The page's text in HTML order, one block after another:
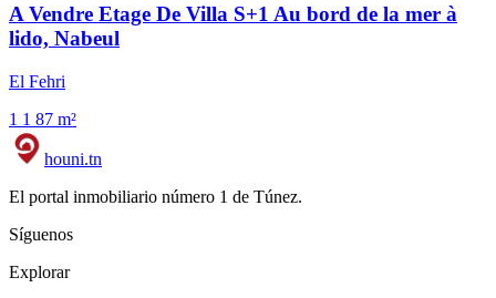
A Vendre Etage De Villa S+1 Au bord de la mer à
lido, Nabeul
El Fehri
1 1 87 m²
houni.tn
El portal inmobiliario número 1 de Túnez.
Síguenos
Explorar